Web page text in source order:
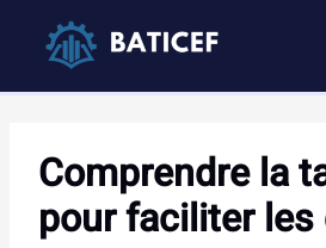
contenu
Comprendre la
pour faciliter